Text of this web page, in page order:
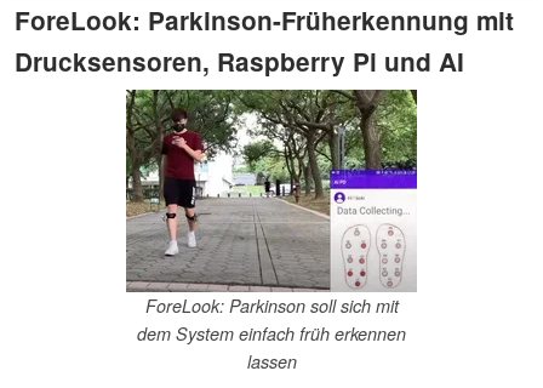
ForeLook: Parkinson-Früherkennung mit
Drucksensoren, Raspberry Pi und AI
ForeLook: Parkinson soll sich mit
dem System einfach früh erkennen
lassen